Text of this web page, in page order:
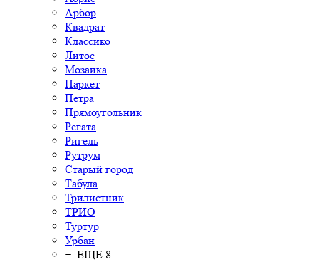
Арбор
Квадрат
Классико
Литос
Мозаика
Паркет
Петра
Прямоугольник
Регата
Ригель
Рутрум
Старый город
Табула
Трилистник
ТРИО
Туртур
Урбан
+ ЕЩЕ 8